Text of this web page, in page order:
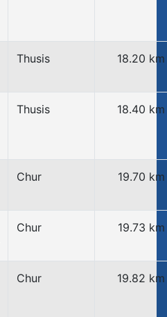
Thusis 18.20 km
Thusis 18.40 km
Chur 19.70 km
Chur 19.73 km
Chur 19.82 km